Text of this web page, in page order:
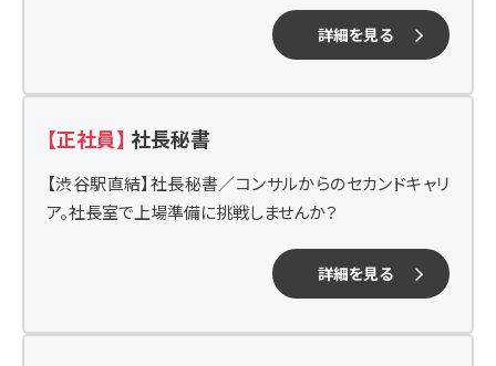
詳細を見る
【正社員】 社長秘書
【渋谷駅直結】社長秘書／コンサルからのセカンドキャリ
ア。社長室で上場準備に挑戦しませんか？
詳細を見る